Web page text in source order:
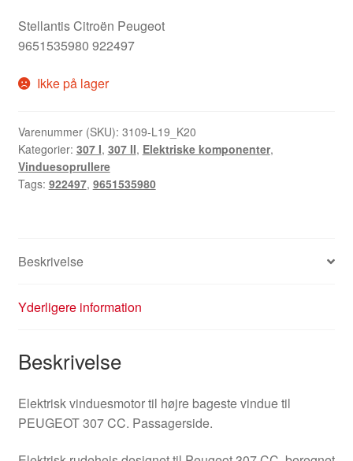
Stellantis Citroën Peugeot
9651535980 922497
Ikke på lager
Varenummer (SKU): 3109-L19_K20
Kategorier: 307 I, 307 II, Elektriske komponenter,
Vinduesoprullere
Tags: 922497, 9651535980
Beskrivelse
Yderligere information
Beskrivelse
Elektrisk vinduesmotor til højre bageste vindue til
PEUGEOT 307 CC. Passagerside.